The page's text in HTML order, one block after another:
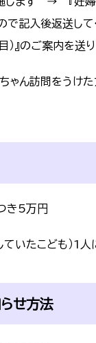
ので記入後返送
』のご案内を送
ん訪問をうけた
き5万円
ていたこども）1
せ方法